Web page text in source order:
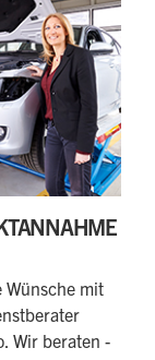
Wünsche mit
Wir beraten -